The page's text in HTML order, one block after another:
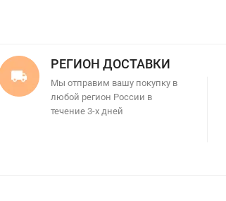
РЕГИОН ДОСТАВКИ
Мы отправим вашу покупку в
любой регион России в
течение 3-х дней